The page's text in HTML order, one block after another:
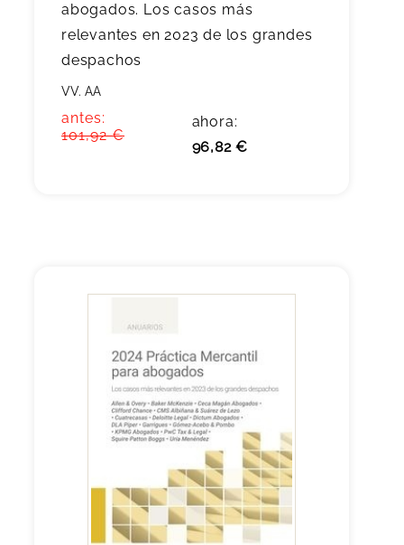
abogados. Los casos más
relevantes en 2023 de los grandes
despachos
VV. AA
antes:
101,92 €
ahora:
96,82 €